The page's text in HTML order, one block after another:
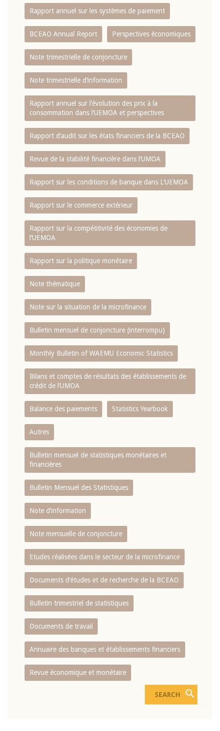
Rapport annuel sur les systèmes de paiement
BCEAO Annual Report Perspectives économiques
Note trimestrielle de conjoncture
Note trimestrielle d‘information
Rapport annuel sur l‘évolution des prix à la
consommation dans l‘UEMOA et perspectives
Rapport d‘audit sur les états financiers de la BCEAO
Revue de la stabilité financière dans l‘UMOA
Rapport sur les conditions de banque dans L‘UEMOA
Rapport sur le commerce extérieur
Rapport sur la compétitivité des économies de
l‘UEMOA
Rapport sur la politique monétaire
Note thématique
Note sur la situation de la microfinance
Bulletin mensuel de conjoncture (interrompu)
Monthly Bulletin of WAEMU Economic Statistics
Bilans et comptes de résultats des établissements de
crédit de l‘UMOA
Balance des paiements Statistics Yearbook
Autres
Bulletin mensuel de statistiques monétaires et
financières
Bulletin Mensuel des Statistiques
Note d’information
Note mensuelle de conjoncture
Etudes réalisées dans le secteur de la microfinance
Documents d’études et de recherche de la BCEAO
Bulletin trimestriel de statistiques
Documents de travail
Annuaire des banques et établissements financiers
Revue économique et monétaire